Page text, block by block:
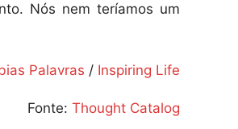
Nós nem teríamos um
Palavras / Inspiring Life
Fonte: Thought Catalog